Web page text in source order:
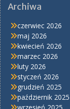
Archiwa
czerwiec 2026
maj 2026
kwiecień 2026
marzec 2026
luty 2026
styczeń 2026
grudzień 2025
październik 2025